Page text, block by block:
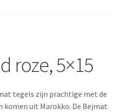
roze, 5×15
tegels zijn prachtige met de
komen uit Marokko. De Bejmat